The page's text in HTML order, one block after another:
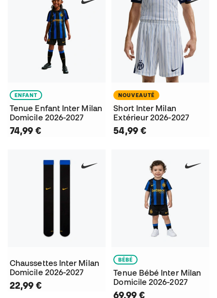
ENFANT
Tenue Enfant Inter Milan
Domicile 2026-2027
74,99 €
NOUVEAUTÉ
Short Inter Milan
Extérieur 2026-2027
54,99 €
Chaussettes Inter Milan
Domicile 2026-2027
22,99 €
BÉBÉ
Tenue Bébé Inter Milan
Domicile 2026-2027
69,99 €